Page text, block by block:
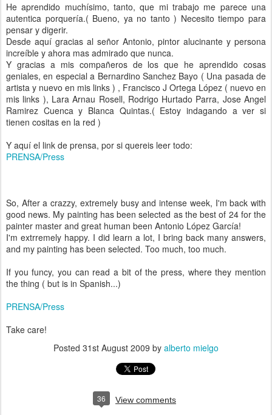
He aprendido muchísimo, tanto, que mi trabajo me parece una
autentica porquería.( Bueno, ya no tanto ) Necesito tiempo para
pensar y digerir.
Desde aquí gracias al señor Antonio, pintor alucinante y persona
increíble y ahora mas admirado que nunca.
Y gracias a mis compañeros de los que he aprendido cosas
geniales, en especial a Bernardino Sanchez Bayo ( Una pasada de
artista y nuevo en mis links ) , Francisco J Ortega López ( nuevo en
mis links ), Lara Arnau Rosell, Rodrigo Hurtado Parra, Jose Angel
Ramirez Cuenca y Blanca Quintas.( Estoy indagando a ver si
tienen cositas en la red )
Y aquí el link de prensa, por si quereis leer todo:
PRENSA/Press
So, After a crazzy, extremely busy and intense week, I'm back with
good news. My painting has been selected as the best of 24 for the
painter master and great human been Antonio López García!
I'm extrremely happy. I did learn a lot, I bring back many answers,
and my painting has been selected. Too much, too much.
If you funcy, you can read a bit of the press, where they mention
the thing ( but is in Spanish...)
PRENSA/Press
Take care!
Posted 31st August 2009 by alberto mielgo
36 View comments